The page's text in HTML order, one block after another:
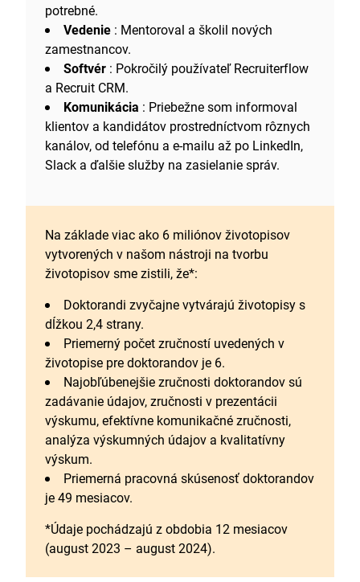
potrebné.
Vedenie : Mentoroval a školil nových
zamestnancov.
Softvér : Pokročilý používateľ Recruiterflow
a Recruit CRM.
Komunikácia : Priebežne som informoval
klientov a kandidátov prostredníctvom rôznych
kanálov, od telefónu a e-mailu až po LinkedIn,
Slack a ďalšie služby na zasielanie správ.
Na základe viac ako 6 miliónov životopisov
vytvorených v našom nástroji na tvorbu
životopisov sme zistili, že*:
Doktorandi zvyčajne vytvárajú životopisy s
dĺžkou 2,4 strany.
Priemerný počet zručností uvedených v
životopise pre doktorandov je 6.
Najobľúbenejšie zručnosti doktorandov sú
zadávanie údajov, zručnosti v prezentácii
výskumu, efektívne komunikačné zručnosti,
analýza výskumných údajov a kvalitatívny
výskum.
Priemerná pracovná skúsenosť doktorandov
je 49 mesiacov.
*Údaje pochádzajú z obdobia 12 mesiacov
(august 2023 – august 2024).